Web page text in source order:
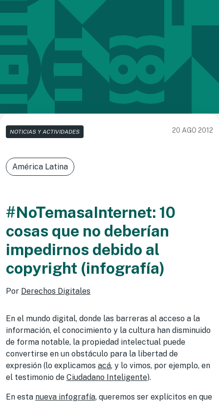
NOTICIAS Y ACTIVIDADES 20 AGO 2012
América Latina
#NoTemasaInternet: 10
cosas que no deberían
impedirnos debido al
copyright (infografía)
Por Derechos Digitales
En el mundo digital, donde las barreras al acceso a la
información, el conocimiento y la cultura han disminuido
de forma notable, la propiedad intelectual puede
convertirse en un obstáculo para la libertad de
expresión (lo explicamos acá, y lo vimos, por ejemplo, en
el testimonio de Ciudadano Inteligente).
En esta nueva infografía, queremos ser explícitos en que